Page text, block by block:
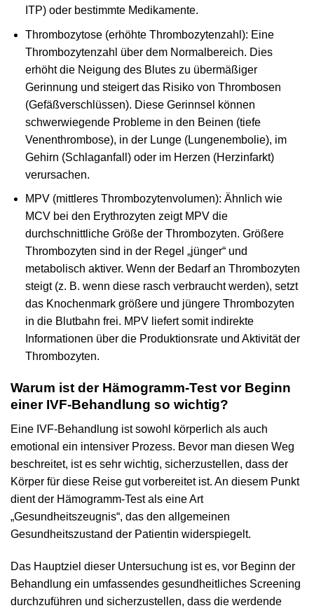
ITP) oder bestimmte Medikamente.
Thrombozytose (erhöhte Thrombozytenzahl): Eine
Thrombozytenzahl über dem Normalbereich. Dies
erhöht die Neigung des Blutes zu übermäßiger
Gerinnung und steigert das Risiko von Thrombosen
(Gefäßverschlüssen). Diese Gerinnsel können
schwerwiegende Probleme in den Beinen (tiefe
Venenthrombose), in der Lunge (Lungenembolie), im
Gehirn (Schlaganfall) oder im Herzen (Herzinfarkt)
verursachen.
MPV (mittleres Thrombozytenvolumen): Ähnlich wie
MCV bei den Erythrozyten zeigt MPV die
durchschnittliche Größe der Thrombozyten. Größere
Thrombozyten sind in der Regel „jünger“ und
metabolisch aktiver. Wenn der Bedarf an Thrombozyten
steigt (z. B. wenn diese rasch verbraucht werden), setzt
das Knochenmark größere und jüngere Thrombozyten
in die Blutbahn frei. MPV liefert somit indirekte
Informationen über die Produktionsrate und Aktivität der
Thrombozyten.
Warum ist der Hämogramm-Test vor Beginn
einer IVF-Behandlung so wichtig?
Eine IVF-Behandlung ist sowohl körperlich als auch
emotional ein intensiver Prozess. Bevor man diesen Weg
beschreitet, ist es sehr wichtig, sicherzustellen, dass der
Körper für diese Reise gut vorbereitet ist. An diesem Punkt
dient der Hämogramm-Test als eine Art
„Gesundheitszeugnis“, das den allgemeinen
Gesundheitszustand der Patientin widerspiegelt.
Das Hauptziel dieser Untersuchung ist es, vor Beginn der
Behandlung ein umfassendes gesundheitliches Screening
durchzuführen und sicherzustellen, dass die werdende